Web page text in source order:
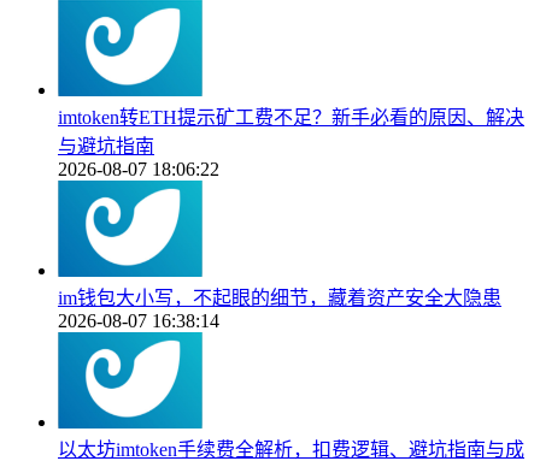
imtoken转ETH提示矿工费不足？新手必看的原因、解决
与避坑指南
2026-08-07 18:06:22
im钱包大小写，不起眼的细节，藏着资产安全大隐患
2026-08-07 16:38:14
以太坊imtoken手续费全解析，扣费逻辑、避坑指南与成